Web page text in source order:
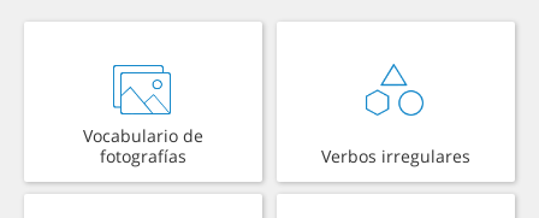
Vocabulario de
fotografías
Verbos irregulares